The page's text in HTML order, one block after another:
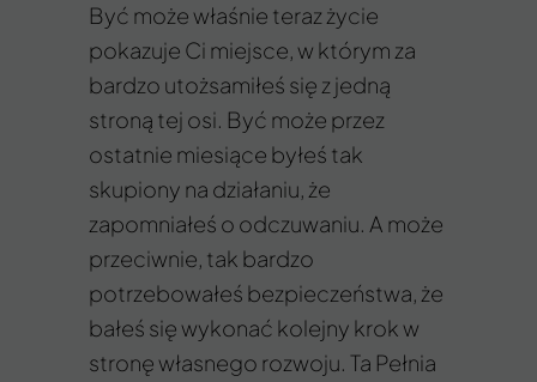
Być może właśnie teraz życie
pokazuje Ci miejsce, w którym za
bardzo utożsamiłeś się z jedną
stroną tej osi. Być może przez
ostatnie miesiące byłeś tak
skupiony na działaniu, że
zapomniałeś o odczuwaniu. A może
przeciwnie, tak bardzo
potrzebowałeś bezpieczeństwa, że
bałeś się wykonać kolejny krok w
stronę własnego rozwoju. Ta Pełnia